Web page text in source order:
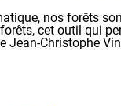
nos forêts
cet outil qui
Jean-Christophe